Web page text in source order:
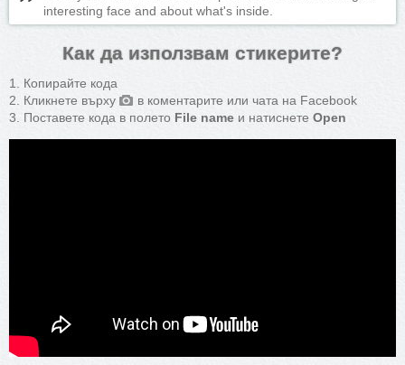
interesting face and about what's inside.
Как да използвам стикерите?
Копирайте кода
Кликнете върху
в коментарите или чата на Facebook
Поставете кода в полето File name и натиснете Open